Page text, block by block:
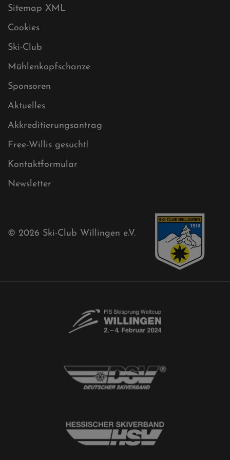
Datenschutz
Impressum
Sitemap
Sitemap XML
Cookies
Ski-Club
Mühlenkopfschanze
Sponsoren
Newsletter
Ski-Club Willingen e.V.